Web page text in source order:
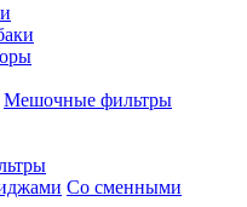
Мешочные фильтры
Со сменными